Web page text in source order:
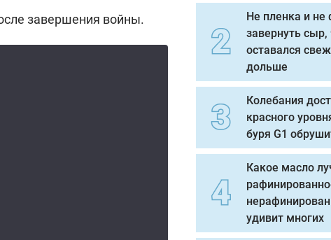
завершения войны.
Не пленка и не
завернуть
оставался
дольше
Колебания
красного
буря G1
Какое масло
удивит многих